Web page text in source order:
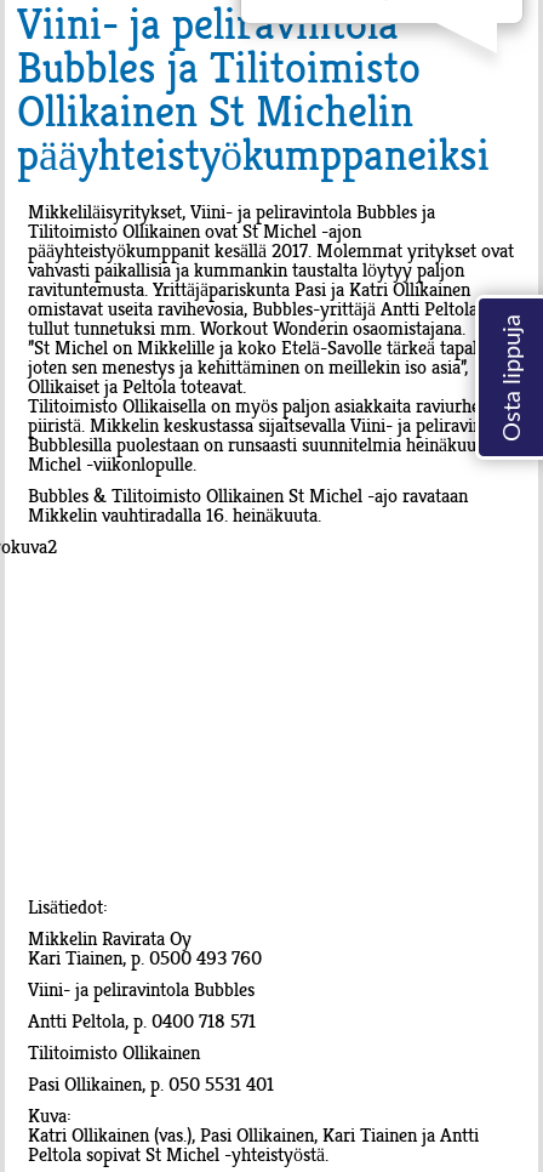
Viini- ja peliravintola
Bubbles ja Tilitoimisto
Ollikainen St Michelin
pääyhteistyökumppaneiksi
Mikkeliläisyritykset, Viini- ja peliravintola Bubbles ja
Tilitoimisto Ollikainen ovat St Michel -ajon
pääyhteistyökumppanit kesällä 2017. Molemmat yritykset ovat
vahvasti paikallisia ja kummankin taustalta löytyy paljon
ravituntemusta. Yrittäjäpariskunta Pasi ja Katri Ollikainen
omistavat useita ravihevosia, Bubbles-yrittäjä Antti Peltola on
tullut tunnetuksi mm. Workout Wonderin osaomistajana.
”St Michel on Mikkelille ja koko Etelä-Savolle tärkeä tapahtuma,
joten sen menestys ja kehittäminen on meillekin iso asia”,
Ollikaiset ja Peltola toteavat.
Tilitoimisto Ollikaisella on myös paljon asiakkaita raviurheilun
piiristä. Mikkelin keskustassa sijaitsevalla Viini- ja peliravintola
Bubblesilla puolestaan on runsaasti suunnitelmia heinäkuun St
Michel -viikonlopulle.
Bubbles & Tilitoimisto Ollikainen St Michel -ajo ravataan
Mikkelin vauhtiradalla 16. heinäkuuta.
Lisätiedot:
Mikkelin Ravirata Oy
Kari Tiainen, p. 0500 493 760
Viini- ja peliravintola Bubbles
Antti Peltola, p. 0400 718 571
Tilitoimisto Ollikainen
Pasi Ollikainen, p. 050 5531 401
Kuva:
Katri Ollikainen (vas.), Pasi Ollikainen, Kari Tiainen ja Antti
Peltola sopivat St Michel -yhteistyöstä.